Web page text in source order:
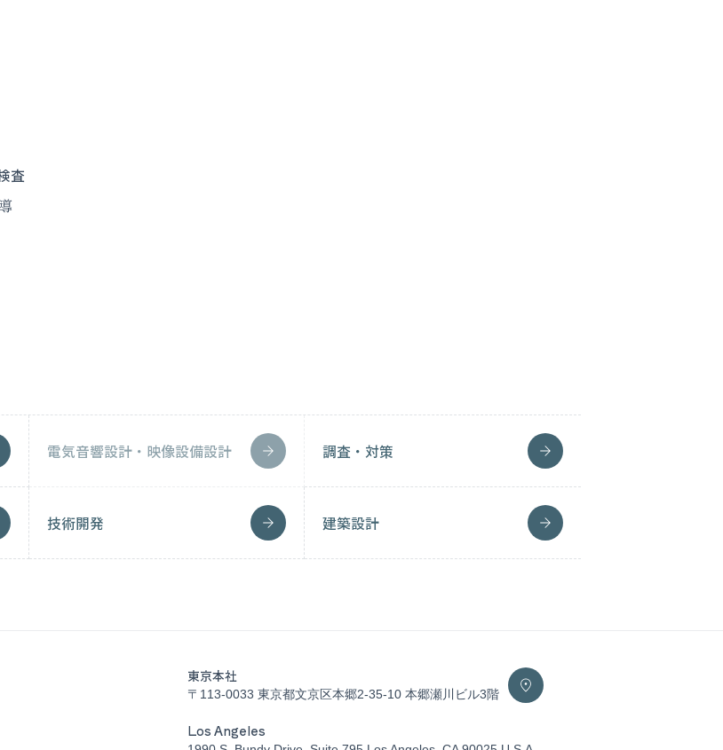
査
電気音響設計・映像設備設計 調査・対策
技術開発 建築設計
東京本社
〒113-0033 東京都文京区本郷2-35-10 本郷瀬川ビル3階
Los Angeles